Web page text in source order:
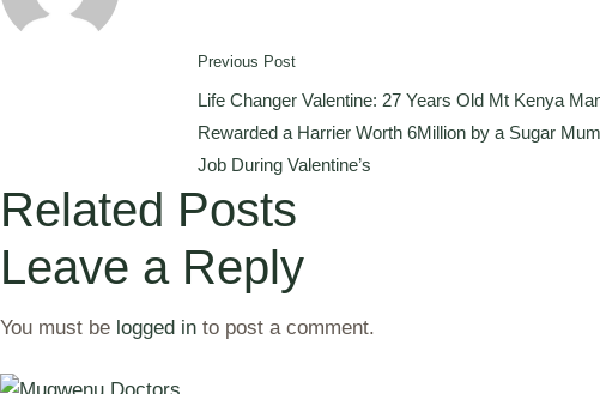
Previous Post
Life Changer Valentine: 27 Years Old Mt Kenya
Rewarded a Harrier Worth 6Million by a Sugar
Job During Valentine’s
Related Posts
Leave a Reply
You must be logged in to post a comment.